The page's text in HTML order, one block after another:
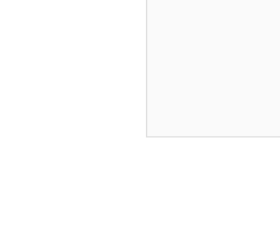
3.お客様
当社がお